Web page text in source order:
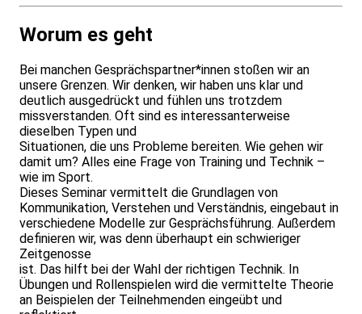
Worum es geht
Bei manchen Gesprächspartner*innen stoßen wir an
unsere Grenzen. Wir denken, wir haben uns klar und
deutlich ausgedrückt und fühlen uns trotzdem
missverstanden. Oft sind es interessanterweise
dieselben Typen und
Situationen, die uns Probleme bereiten. Wie gehen wir
damit um? Alles eine Frage von Training und Technik –
wie im Sport.
Dieses Seminar vermittelt die Grundlagen von
Kommunikation, Verstehen und Verständnis, eingebaut in
verschiedene Modelle zur Gesprächsführung. Außerdem
definieren wir, was denn überhaupt ein schwieriger
Zeitgenosse
ist. Das hilft bei der Wahl der richtigen Technik. In
Übungen und Rollenspielen wird die vermittelte Theorie
an Beispielen der Teilnehmenden eingeübt und